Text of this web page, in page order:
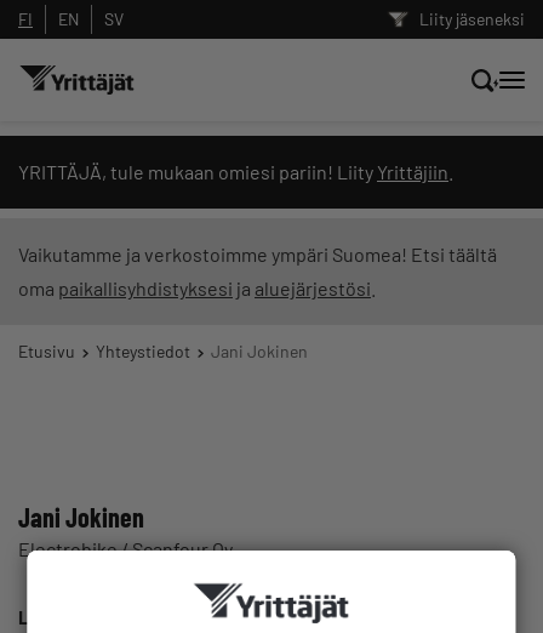
Liity jäseneksi
FI EN SV
YRITTÄJÄ, tule mukaan omiesi pariin! Liity Yrittäjiin
Vaikutamme ja verkostoimme ympäri Suomea! Etsi täältä
oma paikallisyhdistyksesi ja aluejärjestösi
Etusivu Yhteystiedot Jani Jokinen
Jani Jokinen
Electrobike / Scanfour Oy
Luottamustoimi
Yrittäjien tekoälyltä